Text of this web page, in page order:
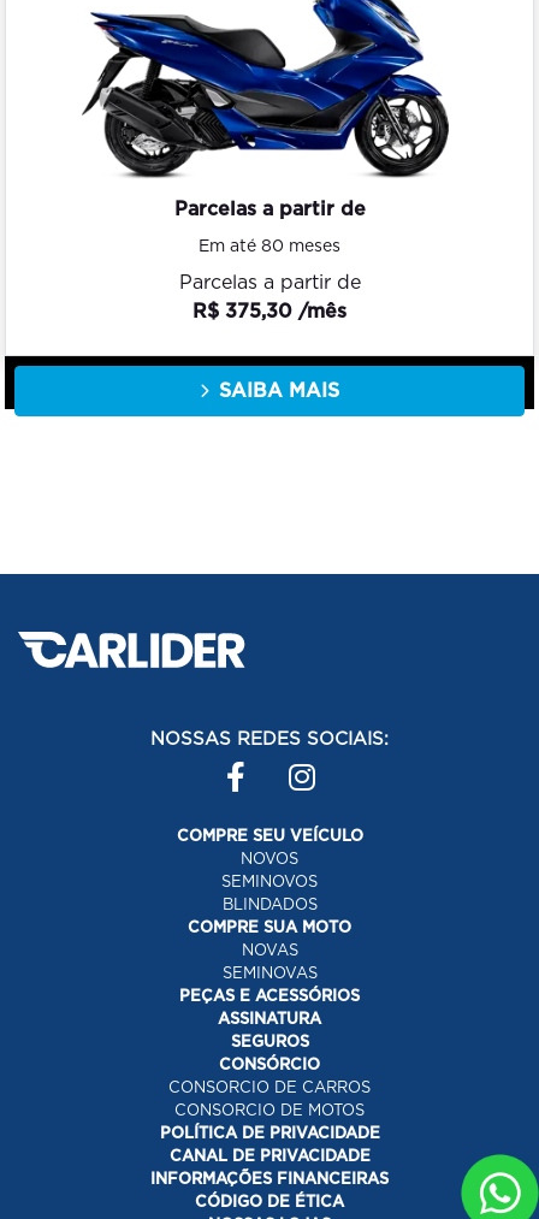
Parcelas a partir de
Em até 80 meses
Parcelas a partir de
R$ 375,30 /mês
SAIBA MAIS
NOSSAS REDES SOCIAIS:
COMPRE SEU VEÍCULO
NOVOS
SEMINOVOS
BLINDADOS
COMPRE SUA MOTO
NOVAS
SEMINOVAS
PEÇAS E ACESSÓRIOS
ASSINATURA
SEGUROS
CONSÓRCIO
CONSORCIO DE CARROS
CONSORCIO DE MOTOS
POLÍTICA DE PRIVACIDADE
CANAL DE PRIVACIDADE
INFORMAÇÕES FINANCEIRAS
CÓDIGO DE ÉTICA